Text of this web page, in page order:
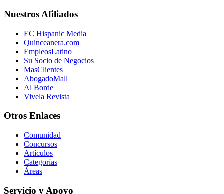
Nuestros Afiliados
EC Hispanic Media
Quinceanera.com
EmpleosLatino
Su Socio de Negocios
MasClientes
AbogadoMall
Al Borde
Vivela Revista
Otros Enlaces
Comunidad
Concursos
Artículos
Categorías
Áreas
Servicio y Apoyo